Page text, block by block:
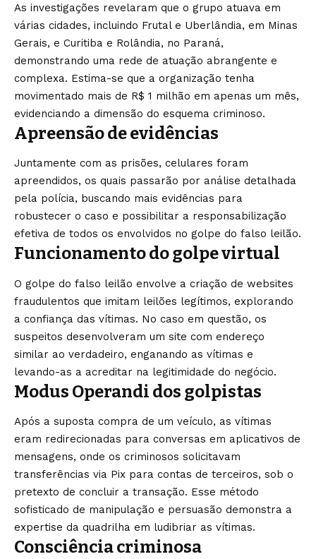
As investigações revelaram que o grupo atuava em
várias cidades, incluindo Frutal e Uberlândia, em Minas
Gerais, e Curitiba e Rolândia, no Paraná,
demonstrando uma rede de atuação abrangente e
complexa. Estima-se que a organização tenha
movimentado mais de R$ 1 milhão em apenas um mês,
evidenciando a dimensão do esquema criminoso.
Apreensão de evidências
Juntamente com as prisões, celulares foram
apreendidos, os quais passarão por análise detalhada
pela polícia, buscando mais evidências para
robustecer o caso e possibilitar a responsabilização
efetiva de todos os envolvidos no golpe do falso leilão.
Funcionamento do golpe virtual
O golpe do falso leilão envolve a criação de websites
fraudulentos que imitam leilões legítimos, explorando
a confiança das vítimas. No caso em questão, os
suspeitos desenvolveram um site com endereço
similar ao verdadeiro, enganando as vítimas e
levando-as a acreditar na legitimidade do negócio.
Modus Operandi dos golpistas
Após a suposta compra de um veículo, as vítimas
eram redirecionadas para conversas em aplicativos de
mensagens, onde os criminosos solicitavam
transferências via Pix para contas de terceiros, sob o
pretexto de concluir a transação. Esse método
sofisticado de manipulação e persuasão demonstra a
expertise da quadrilha em ludibriar as vítimas.
Consciência criminosa